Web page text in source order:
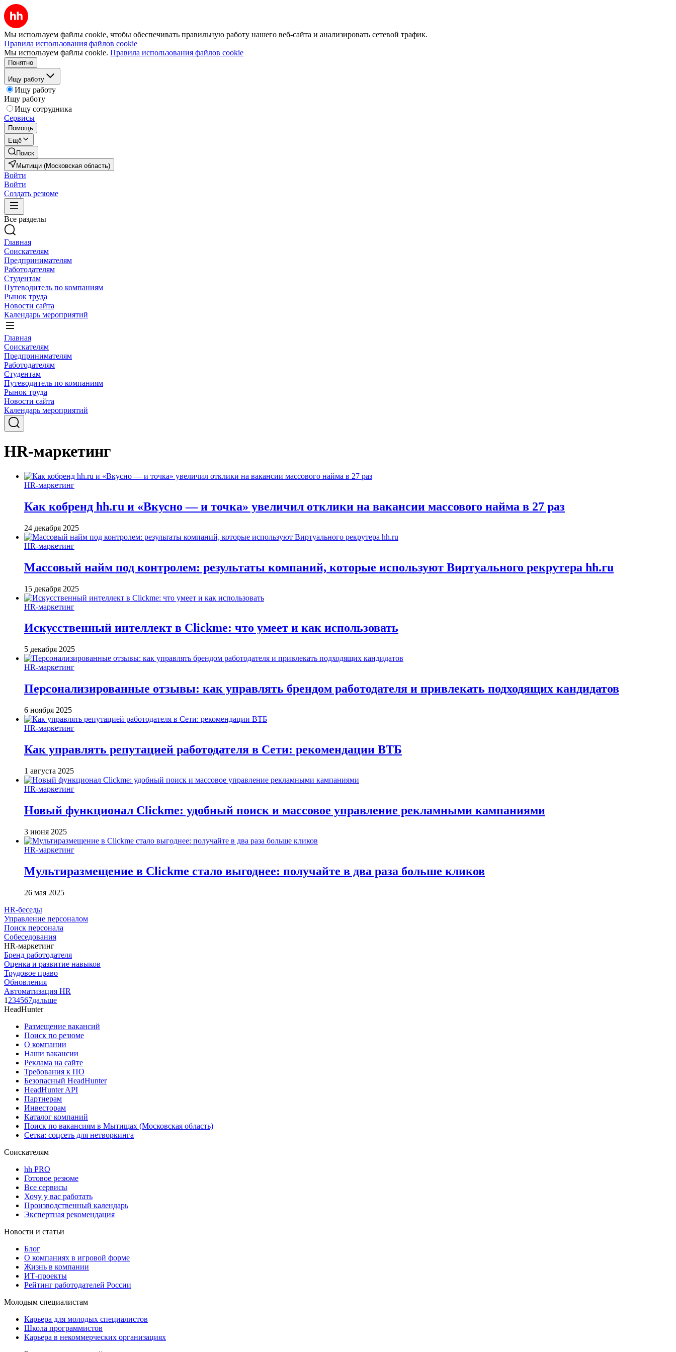
Мы используем файлы cookie, чтобы обеспечивать правильную работу нашего веб-сайта и анализировать сетевой трафик.
Правила использования файлов cookie
Мы используем файлы cookie. Правила использования файлов cookie
Понятно
Ищу работу
Ищу работу
Ищу работу
Ищу сотрудника
Сервисы
Помощь
Ещё
Поиск
Мытищи (Московская область)
Войти
Войти
Создать резюме
Все разделы
Главная
Соискателям
Предпринимателям
Работодателям
Студентам
Путеводитель по компаниям
Рынок труда
Новости сайта
Календарь мероприятий
Главная
Соискателям
Предпринимателям
Работодателям
Студентам
Путеводитель по компаниям
Рынок труда
Новости сайта
Календарь мероприятий
HR-маркетинг
HR-маркетинг
Как кобренд hh.ru и «Вкусно — и точка» увеличил отклики на вакансии массового найма в 27 раз
24 декабря 2025
HR-маркетинг
Массовый найм под контролем: результаты компаний, которые используют Виртуального рекрутера hh.ru
15 декабря 2025
HR-маркетинг
Искусственный интеллект в Clickme: что умеет и как использовать
5 декабря 2025
HR-маркетинг
Персонализированные отзывы: как управлять брендом работодателя и привлекать подходящих кандидатов
6 ноября 2025
HR-маркетинг
Как управлять репутацией работодателя в Сети: рекомендации ВТБ
1 августа 2025
HR-маркетинг
Новый функционал Clickme: удобный поиск и массовое управление рекламными кампаниями
3 июня 2025
HR-маркетинг
Мультиразмещение в Clickme стало выгоднее: получайте в два раза больше кликов
26 мая 2025
HR-беседы
Управление персоналом
Поиск персонала
Собеседования
HR-маркетинг
Бренд работодателя
Оценка и развитие навыков
Трудовое право
Обновления
Автоматизация HR
1 234567дальше
HeadHunter
Размещение вакансий
Поиск по резюме
О компании
Наши вакансии
Реклама на сайте
Требования к ПО
Безопасный HeadHunter
HeadHunter API
Партнерам
Инвесторам
Каталог компаний
Поиск по вакансиям в Мытищах (Московская область)
Сетка: соцсеть для нетворкинга
Соискателям
hh PRO
Готовое резюме
Все сервисы
Хочу у вас работать
Производственный календарь
Экспертная рекомендация
Новости и статьи
Блог
О компаниях в игровой форме
Жизнь в компании
ИТ-проекты
Рейтинг работодателей России
Молодым специалистам
Карьера для молодых специалистов
Школа программистов
Карьера в некоммерческих организациях